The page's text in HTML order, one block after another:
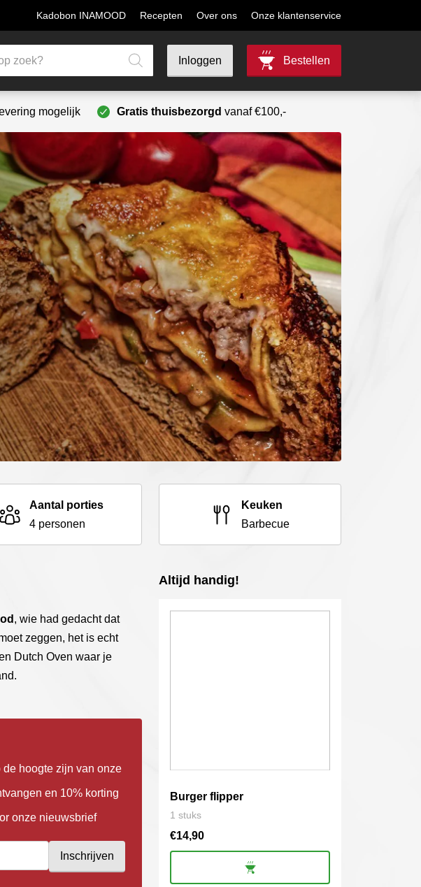
Kadobon INAMOOD Recepten Over ons Onze klantenservice
Inloggen Bestellen
mogelijk Gratis thuisbezorgd vanaf €100,-
Aantal porties
4 personen
Keuken
Barbecue
, wie had gedacht dat
zeggen, het is echt
Dutch Oven waar je
hoogte zijn van onze
en 10% korting
onze nieuwsbrief
Inschrijven
Altijd handig!
Burger flipper
1 stuks
€14,90